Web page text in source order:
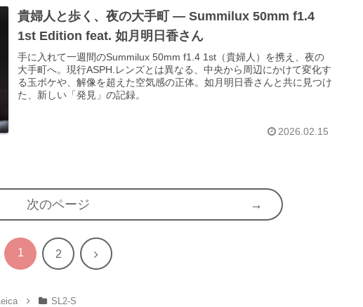
貴婦人と歩く、夜の大手町 — Summilux 50mm f1.4
1st Edition feat. 如月明日香さん
手に入れて一週間のSummilux 50mm f1.4 1st（貴婦人）を携え、夜の
大手町へ。現行ASPH.レンズとは異なる、中央から周辺にかけて変化す
る玉ボケや、解像を超えた空気感の正体。如月明日香さんと共に見つけ
た、新しい「発見」の記録。
2026.02.15
次のページ
1 2 次
Leica SL2-S